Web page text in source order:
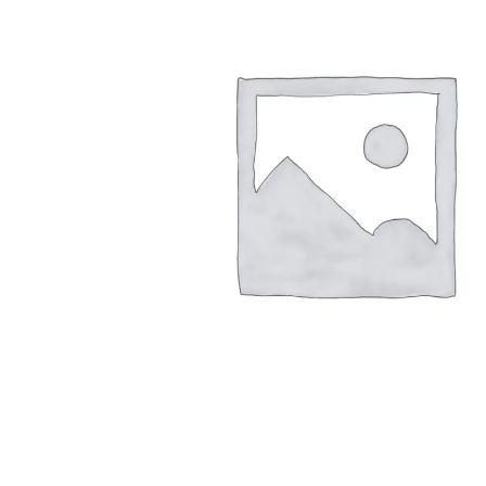
Arbres fruitiers
Plantes méditerranéennes et exotiques
Plantes
Plantes
Plantes
Plantes
Plantes